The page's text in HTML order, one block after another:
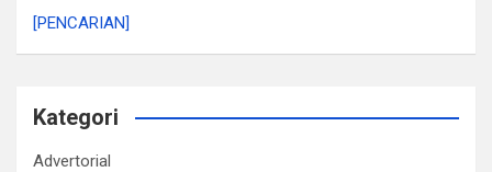
[PENCARIAN]
Kategori
Advertorial